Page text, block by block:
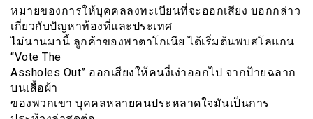
หมายของการให้บุคคลลงทะเบียนที่จะออกเสียง บอกกล่าว
เกี่ยวกับปัญหาท้องที่และประเทศ
ไม่นานมานี้ ลูกค้าของพาตาโกเนีย ได้เริ่มต้นพบสโลแกน
“Vote The
Assholes Out” ออกเสียงให้คนงี่เง่าออกไป จากป้ายฉลาก
บนเสื้อผ้า
ของพวกเขา บุคคลหลายคนประหลาดใจมันเป็นการ